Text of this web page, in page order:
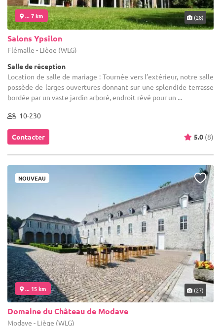
... 7 km (28)
Salons Ypsilon
Flémalle - Liège (WLG)
Salle de réception
Location de salle de mariage : Tournée vers l’extérieur, notre salle
possède de larges ouvertures donnant sur une splendide terrasse
bordée par un vaste jardin arboré, endroit rêvé pour un ...
10-230
Contacter 5.0 (8)
NOUVEAU
... 15 km (27)
Domaine du Château de Modave
Modave - Liège (WLG)